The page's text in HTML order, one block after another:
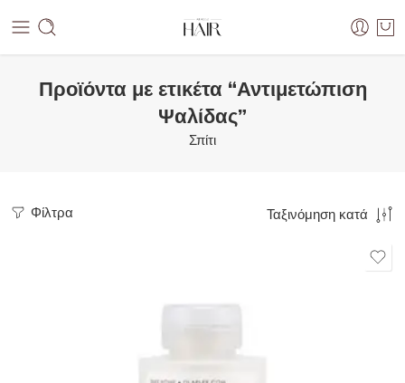
Προϊόντα με ετικέτα “Αντιμετώπιση
Ψαλίδας”
Σπίτι
Φίλτρα Ταξινόμηση κατά